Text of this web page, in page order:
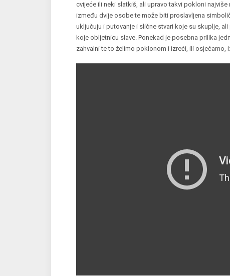
cvijeće ili neki slatkiš, ali upravo takvi pokloni
između dvije osobe te može biti proslavljena
uključuju i putovanje i slične stvari koje su skuplje,
koje obljetnicu slave. Ponekad je posebna prilika
zahvalni te to želimo poklonom i izreći, ili